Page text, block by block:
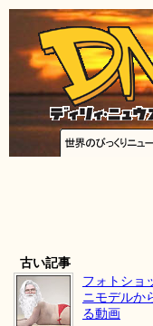
古い記事
フォトショ
ニモデルか
る動画